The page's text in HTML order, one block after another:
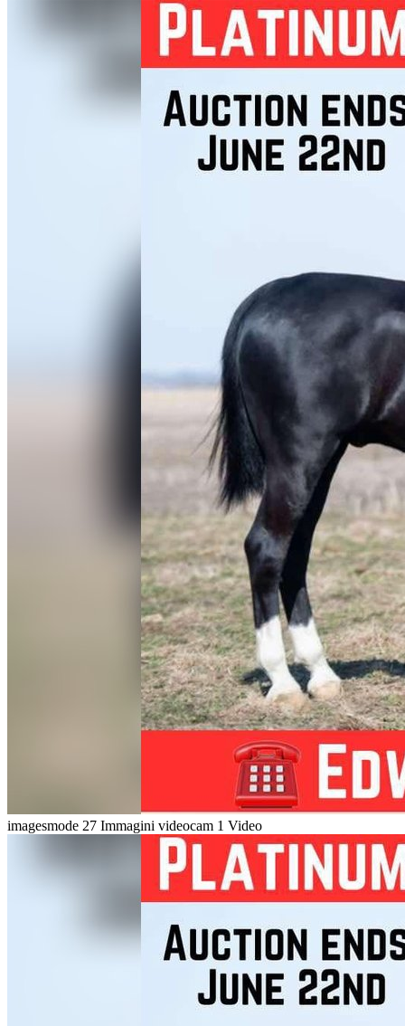
imagesmode 27 Immagini videocam 1 Video